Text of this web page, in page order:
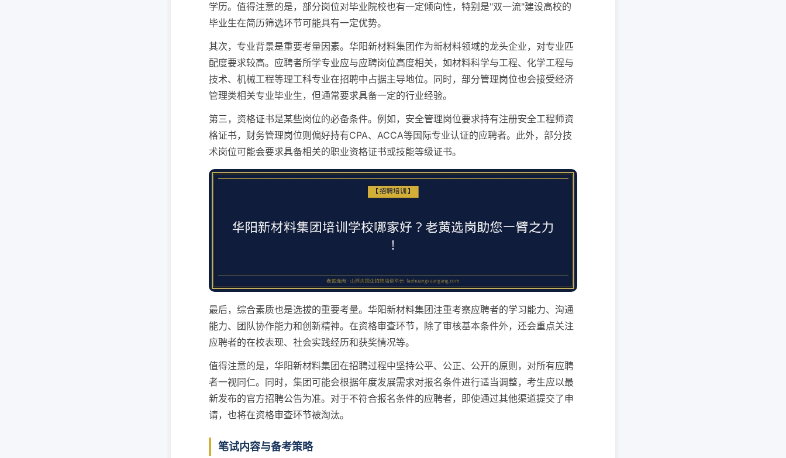
学历。值得注意的是，部分岗位对毕业院校也有一定倾向性，特别是"双一流"建设高校的
毕业生在简历筛选环节可能具有一定优势。
其次，专业背景是重要考量因素。华阳新材料集团作为新材料领域的龙头企业，对专业匹
配度要求较高。应聘者所学专业应与应聘岗位高度相关，如材料科学与工程、化学工程与
技术、机械工程等理工科专业在招聘中占据主导地位。同时，部分管理岗位也会接受经济
管理类相关专业毕业生，但通常要求具备一定的行业经验。
第三，资格证书是某些岗位的必备条件。例如，安全管理岗位要求持有注册安全工程师资
格证书，财务管理岗位则偏好持有CPA、ACCA等国际专业认证的应聘者。此外，部分技
术岗位可能会要求具备相关的职业资格证书或技能等级证书。
最后，综合素质也是选拔的重要考量。华阳新材料集团注重考察应聘者的学习能力、沟通
能力、团队协作能力和创新精神。在资格审查环节，除了审核基本条件外，还会重点关注
应聘者的在校表现、社会实践经历和获奖情况等。
值得注意的是，华阳新材料集团在招聘过程中坚持公平、公正、公开的原则，对所有应聘
者一视同仁。同时，集团可能会根据年度发展需求对报名条件进行适当调整，考生应以最
新发布的官方招聘公告为准。对于不符合报名条件的应聘者，即使通过其他渠道提交了申
请，也将在资格审查环节被淘汰。
笔试内容与备考策略